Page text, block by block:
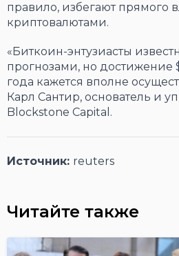
правило, избегают прямого
криптовалютами.
«Биткоин-энтузиасты
прогнозами, но достижение
года кажется вполне
Карл Сантир, основатель и
Blockstone Capital.
Источник: reuters
Читайте также